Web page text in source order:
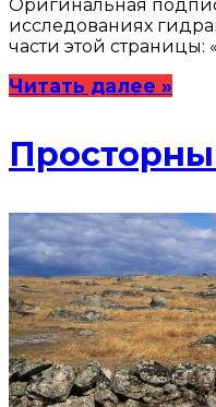
Оригинальная
исследованиях
части этой страницы:
Читать далее »